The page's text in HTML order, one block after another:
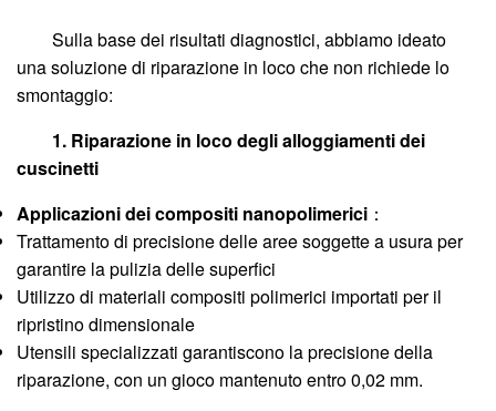
Sulla base dei risultati diagnostici, abbiamo ideato
una soluzione di riparazione in loco che non richiede lo
smontaggio:
1. Riparazione in loco degli alloggiamenti dei
cuscinetti
Applicazioni dei compositi nanopolimerici ：
Trattamento di precisione delle aree soggette a usura per
garantire la pulizia delle superfici
Utilizzo di materiali compositi polimerici importati per il
ripristino dimensionale
Utensili specializzati garantiscono la precisione della
riparazione, con un gioco mantenuto entro 0,02 mm.